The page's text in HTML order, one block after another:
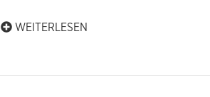
WEITERLESEN